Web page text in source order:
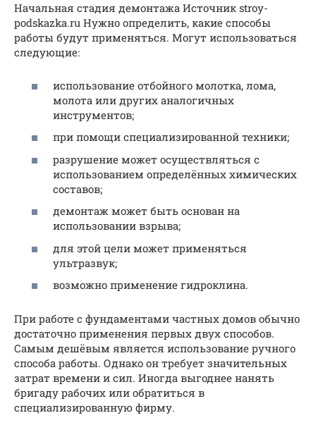
Начальная стадия демонтажа Источник stroy-
podskazka.ru Нужно определить, какие способы
работы будут применяться. Могут использоваться
следующие:
использование отбойного молотка, лома,
молота или других аналогичных
инструментов;
при помощи специализированной техники;
разрушение может осуществляться с
использованием определённых химических
составов;
демонтаж может быть основан на
использовании взрыва;
для этой цели может применяться
ультразвук;
возможно применение гидроклина.
При работе с фундаментами частных домов обычно
достаточно применения первых двух способов.
Самым дешёвым является использование ручного
способа работы. Однако он требует значительных
затрат времени и сил. Иногда выгоднее нанять
бригаду рабочих или обратиться в
специализированную фирму.